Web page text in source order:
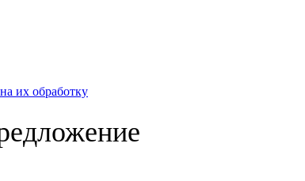
их обработку